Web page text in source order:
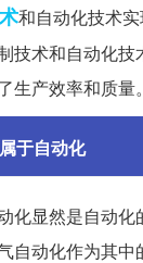
和自动化技术实
技术和自动化技
生产效率和质量。
于自动化
化显然是自动化
自动化作为其中